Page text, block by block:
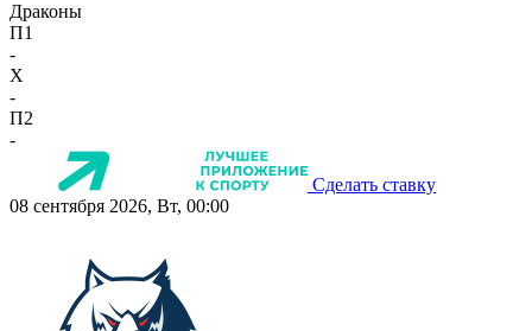
Драконы
П1
-
X
-
П2
-
Сделать ставку
08 сентября 2026, Вт, 00:00